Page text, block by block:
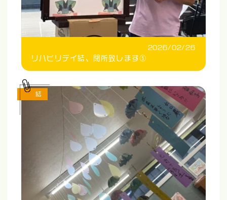
2026/02/26
リハビリデイ結、閉所致します⑤
結